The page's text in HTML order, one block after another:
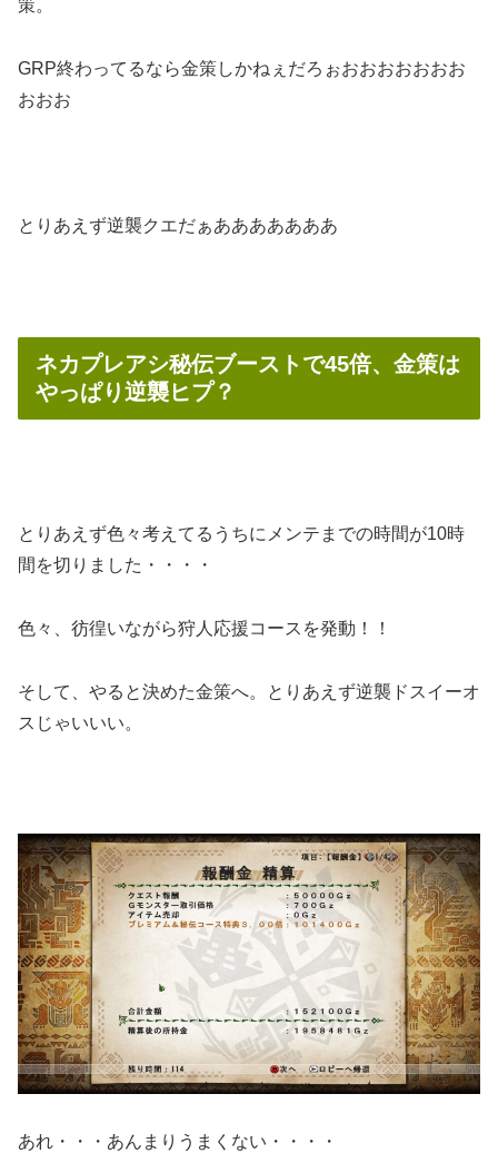
策。
GRP終わってるなら金策しかねぇだろぉおおおおおおお
おおお
とりあえず逆襲クエだぁあああああああ
ネカプレアシ秘伝ブーストで45倍、金策は
やっぱり逆襲ヒプ？
とりあえず色々考えてるうちにメンテまでの時間が10時
間を切りました・・・・
色々、彷徨いながら狩人応援コースを発動！！
そして、やると決めた金策へ。とりあえず逆襲ドスイーオ
スじゃいいい。
あれ・・・あんまりうまくない・・・・